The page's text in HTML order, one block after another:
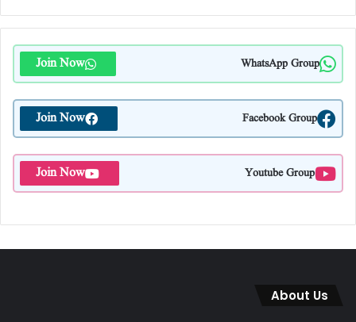
WhatsApp Group
Join Now
Facebook Group
Join Now
Youtube Group
Join Now
About Us